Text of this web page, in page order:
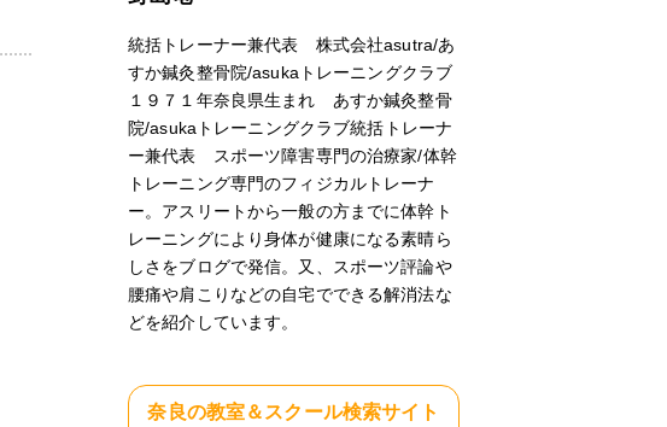
統括トレーナー兼代表 株式会社asutra/あ
すか鍼灸整骨院/asukaトレーニングクラブ
１９７１年奈良県生まれ あすか鍼灸整骨
院/asukaトレーニングクラブ統括トレーナ
ー兼代表 スポーツ障害専門の治療家/体幹
トレーニング専門のフィジカルトレーナ
ー。アスリートから一般の方までに体幹ト
レーニングにより身体が健康になる素晴ら
しさをブログで発信。又、スポーツ評論や
腰痛や肩こりなどの自宅でできる解消法な
どを紹介しています。
奈良の教室＆スクール検索サイト